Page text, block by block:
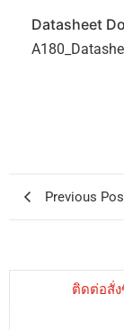
Datasheet
Previous
ติดต่อสั่